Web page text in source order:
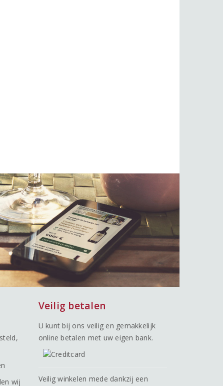
wij
Veilig betalen
U kunt bij ons veilig en gemakkelijk
online betalen met uw eigen bank.
Veilig winkelen mede dankzij een